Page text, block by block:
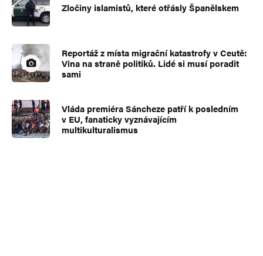
Zločiny islamistů, které otřásly Španělskem
Reportáž z místa migrační katastrofy v Ceutě:
Vina na straně politiků. Lidé si musí poradit
sami
Vláda premiéra Sáncheze patří k posledním
v EU, fanaticky vyznávajícím
multikulturalismus